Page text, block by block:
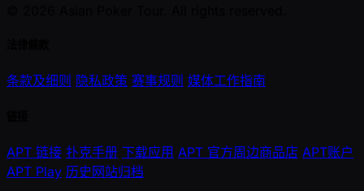
条款及细则 隐私政策 赛事规则 媒体工作指南
APT 链接 扑克手册 下载应用 APT 官方周边商品店 APT账户
APT Play 历史网站归档